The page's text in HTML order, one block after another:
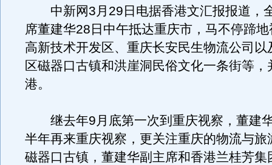
中新网3月29日电据香港文汇报报道，
席董建华28日中午抵达重庆市，马不停蹄
高新技术开发区、重庆长安民生物流公司以
区磁器口古镇和洪崖洞民俗文化一条街等，
港。
继去年9月底第一次到重庆视察，董建
半年再来重庆视察，更关注重庆的物流与旅
磁器口古镇，董建华副主席和香港兰桂芳集